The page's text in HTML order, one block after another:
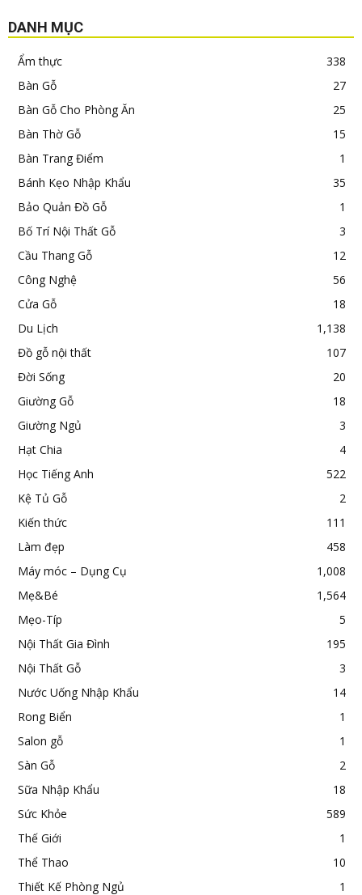
DANH MỤC
Ẩm thực
338
Bàn Gỗ
27
Bàn Gỗ Cho Phòng Ăn
25
Bàn Thờ Gỗ
15
Bàn Trang Điểm
1
Bánh Kẹo Nhập Khẩu
35
Bảo Quản Đồ Gỗ
1
Bố Trí Nội Thất Gỗ
3
Cầu Thang Gỗ
12
Công Nghệ
56
Cửa Gỗ
18
Du Lịch
1,138
Đồ gỗ nội thất
107
Đời Sống
20
Giường Gỗ
18
Giường Ngủ
3
Hạt Chia
4
Học Tiếng Anh
522
Kệ Tủ Gỗ
2
Kiến thức
111
Làm đẹp
458
Máy móc – Dụng Cụ
1,008
Mẹ&Bé
1,564
Mẹo-Típ
5
Nội Thất Gia Đình
195
Nội Thất Gỗ
3
Nước Uống Nhập Khẩu
14
Rong Biển
1
Salon gỗ
1
Sàn Gỗ
2
Sữa Nhập Khẩu
18
Sức Khỏe
589
Thế Giới
1
Thể Thao
10
Thiết Kế Phòng Ngủ
1